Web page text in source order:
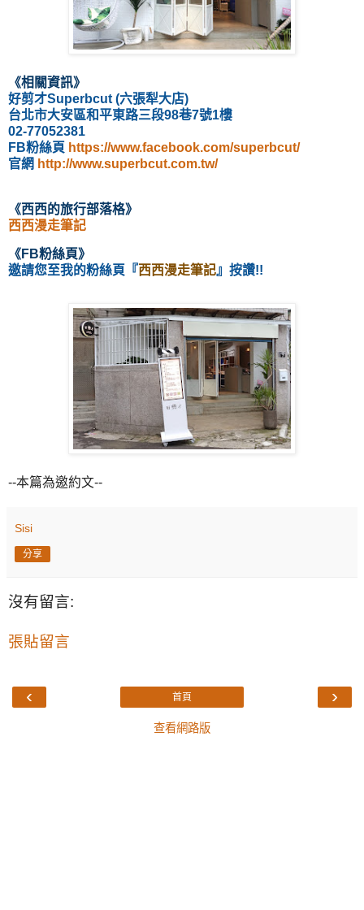
《相關資訊》
好剪才Superbcut (六張犁大店)
台北市大安區和平東路三段98巷7號1樓
02-77052381
FB粉絲頁 https://www.facebook.com/superbcut/
官網 http://www.superbcut.com.tw/
《西西的旅行部落格》
西西漫走筆記
《FB粉絲頁》
邀請您至我的粉絲頁 『西西漫走筆記』按讚!!
--本篇為邀約文--
Sisi
分享
沒有留言:
張貼留言
‹ ›
首頁
查看網路版